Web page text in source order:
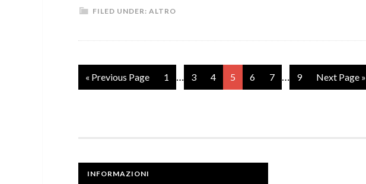
FILED UNDER: ALTRO
« Previous Page 1 … 3 4 5 6 7 … 9 Next Page »
INFORMAZIONI